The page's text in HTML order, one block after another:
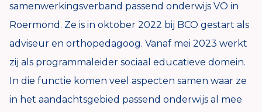
samenwerkingsverband passend onderwijs VO in
Roermond. Ze is in oktober 2022 bij BCO gestart als
adviseur en orthopedagoog. Vanaf mei 2023 werkt
zij als programmaleider sociaal educatieve domein.
In die functie komen veel aspecten samen waar ze
in het aandachtsgebied passend onderwijs al mee